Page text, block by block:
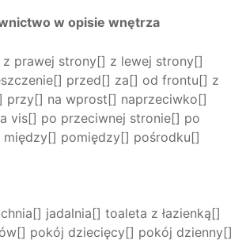
w opisie wnętrza
prawej strony[] z lewej strony[]
przed[] za[] od frontu[] z
przy[] na wprost[] naprzeciwko[]
vis[] po przeciwnej stronie[] po
między[] pomiędzy[] pośrodku[]
jadalnia[] toaleta z łazienką[]
pokój dziecięcy[] pokój dzienny[]